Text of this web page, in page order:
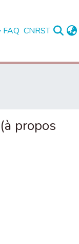
FAQ CNRST
propos